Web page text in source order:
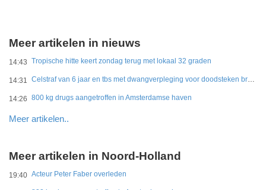
Meer artikelen in nieuws
14:43 Tropische hitte keert zondag terug met lokaal 32 graden
14:31 Celstraf van 6 jaar en tbs met dwangverpleging voor doodsteken broer in Gouda
14:26 800 kg drugs aangetroffen in Amsterdamse haven
Meer artikelen..
Meer artikelen in Noord-Holland
19:40 Acteur Peter Faber overleden